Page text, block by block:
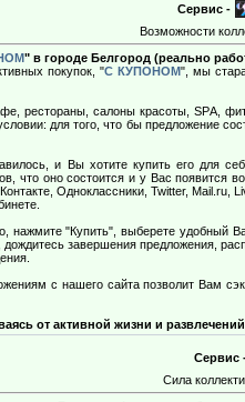
Сервис -
Возможности
" в городе Белгород (реально
покупок, "С КУПОНОМ", мы
рестораны, салоны красоты, SРA,
для того, что бы предложение
и Вы хотите купить его для
что оно состоится и у Вас появится
Одноклассники, Twitter,
нажмите "Купить", выберете
завершения предложения,
с нашего сайта позволит Вам
от активной жизни и
Сервис
Сила